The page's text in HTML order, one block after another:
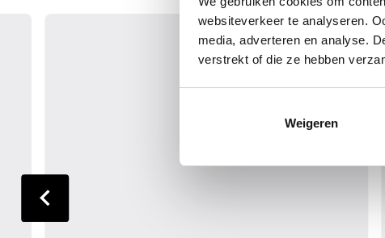
websiteverkeer te analyseren.
media, adverteren en analyse.
verstrekt of die ze hebben
Weigeren